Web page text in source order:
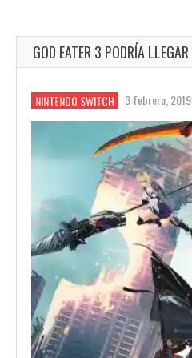
GOD EATER 3 PODRÍA
NINTENDO SWITCH 3 febrero, 2019